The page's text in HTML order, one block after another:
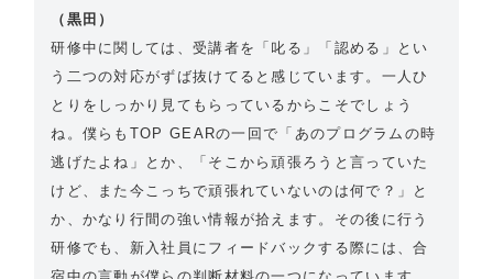
（黒田）
研修中に関しては、受講者を「叱る」「認める」とい
う二つの対応がずば抜けてると感じています。一人ひ
とりをしっかり見てもらっているからこそでしょう
ね。僕らもTOP GEARの一回で「あのプログラムの時
逃げたよね」とか、「そこから頑張ろうと言っていた
けど、また今こっちで頑張れていないのは何で？」と
か、かなり行間の強い情報が拾えます。その後に行う
研修でも、新入社員にフィードバックする際には、合